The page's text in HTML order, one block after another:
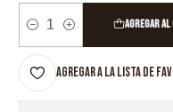
Cantidad
Agregar al
Agregar a la lista de